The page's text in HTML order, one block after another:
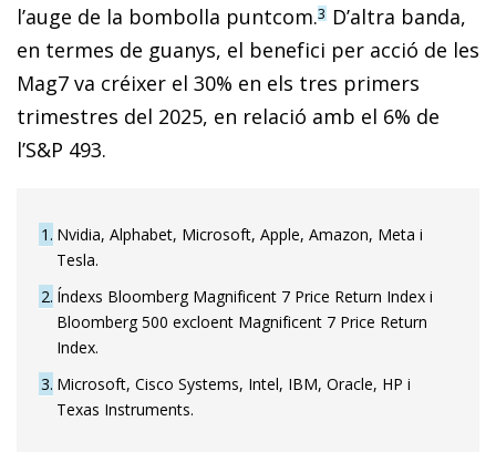
l’auge de la bombolla puntcom.3 D’altra banda,
en termes de guanys, el benefici per acció de les
Mag7 va créixer el 30% en els tres primers
trimestres del 2025, en relació amb el 6% de
l’S&P 493.
1 Nvidia, Alphabet, Microsoft, Apple, Amazon, Meta i
Tesla.
2 Índexs Bloomberg Magnificent 7 Price Return Index i
Bloomberg 500 excloent Magnificent 7 Price Return
Index.
3 Microsoft, Cisco Systems, Intel, IBM, Oracle, HP i
Texas Instruments.